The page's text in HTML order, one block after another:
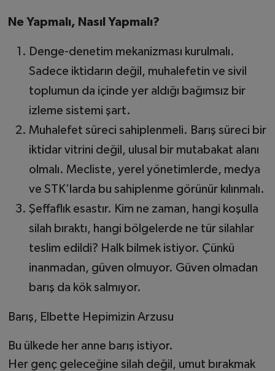
Ne Yapmalı, Nasıl Yapmalı?
Denge-denetim mekanizması kurulmalı.
Sadece iktidarın değil, muhalefetin ve sivil
toplumun da içinde yer aldığı bağımsız bir
izleme sistemi şart.
Muhalefet süreci sahiplenmeli. Barış süreci bir
iktidar vitrini değil, ulusal bir mutabakat alanı
olmalı. Mecliste, yerel yönetimlerde, medya
ve STK’larda bu sahiplenme görünür kılınmalı.
Şeffaflık esastır. Kim ne zaman, hangi koşulla
silah bıraktı, hangi bölgelerde ne tür silahlar
teslim edildi? Halk bilmek istiyor. Çünkü
inanmadan, güven olmuyor. Güven olmadan
barış da kök salmıyor.
Barış, Elbette Hepimizin Arzusu
Bu ülkede her anne barış istiyor.
Her genç geleceğine silah değil, umut bırakmak